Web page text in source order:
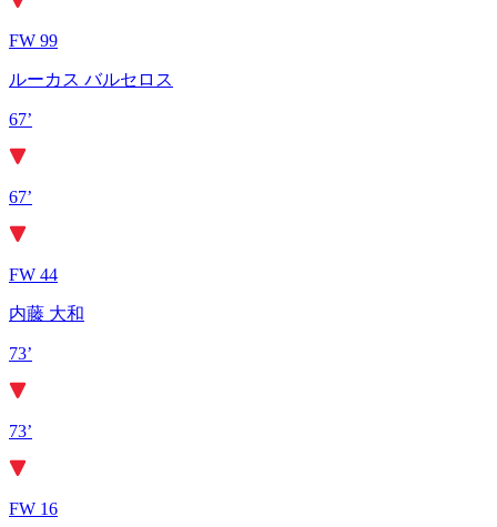
FW 99
ルーカス バルセロス
67’
67’
FW 44
内藤 大和
73’
73’
FW 16